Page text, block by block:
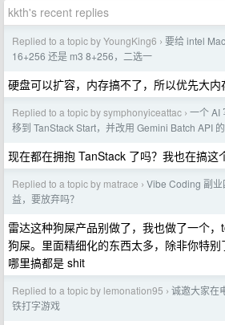
kkth's recent replies
Replied to a topic by YoungKing6 › 要给 intel
16+256 还是 m3 8+256，二选一
硬盘可以扩容，内存搞不了，所以优先大内
Replied to a topic by symphonyiceattac › 一个 AI
移到 TanStack Start，并改用 Gemini Batch API
现在都在拥抱 TanStack 了吗？我也在搞这
Replied to a topic by matrace › Vibe Coding 副
益，要放弃吗？
雷达这种狗屎产品别做了，我也做了一个
狗屎。里面精细化的东西太多，除非你特
哪里搞都是 shit
Replied to a topic by lemonation95 › 诚邀大家在
铁打字游戏